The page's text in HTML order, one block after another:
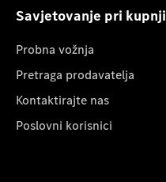
Savjetovanje pri kupnji
Probna vožnja
Pretraga prodavatelja
Kontaktirajte nas
Poslovni korisnici